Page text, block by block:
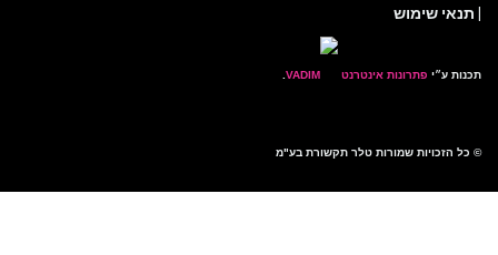
| תנאי שימוש
תכנות ע״י פתרונות אינטרנט
© כל הזכויות שמורות טלר תקשורת בע"מ